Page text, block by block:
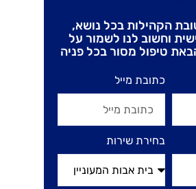
הקהילות בכל נושא,
וחשוב לנו לשמור על
טיפול מסור בכל פניה
כתובת מייל
בחירת שירות